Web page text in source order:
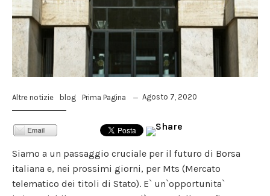
Altre notizie blog Prima Pagina Agosto 7, 2020
Siamo a un passaggio cruciale per il futuro di Borsa
italiana e, nei prossimi giorni, per Mts (Mercato
telematico dei titoli di Stato). E` un`opportunita`